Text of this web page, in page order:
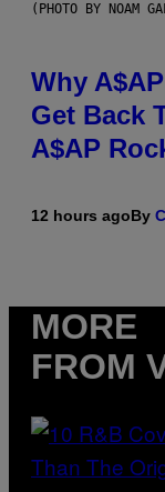
(PHOTO BY NOAM
Why
Get Back
A$AP
12 hours agoBy
MORE
FROM